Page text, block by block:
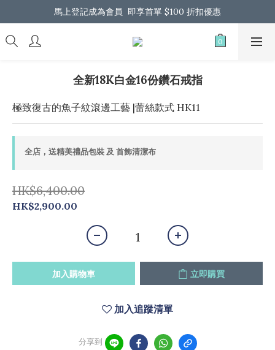
馬上登記成為會員  即享首單 $100 折扣優惠
馬上登記成為會員  即享首單 $100 折扣優惠
全港免運 歡迎 Whatsapp 我們了解更多
全新18K白金16份鑽石戒指
極致復古的魚子紋滾邊工藝 |蕾絲款式 HK11
全店，送精美禮品包裝 及 首飾清潔布
HK$6,400.00
HK$2,900.00
加入購物車 立即購買
加入追蹤清單
分享到